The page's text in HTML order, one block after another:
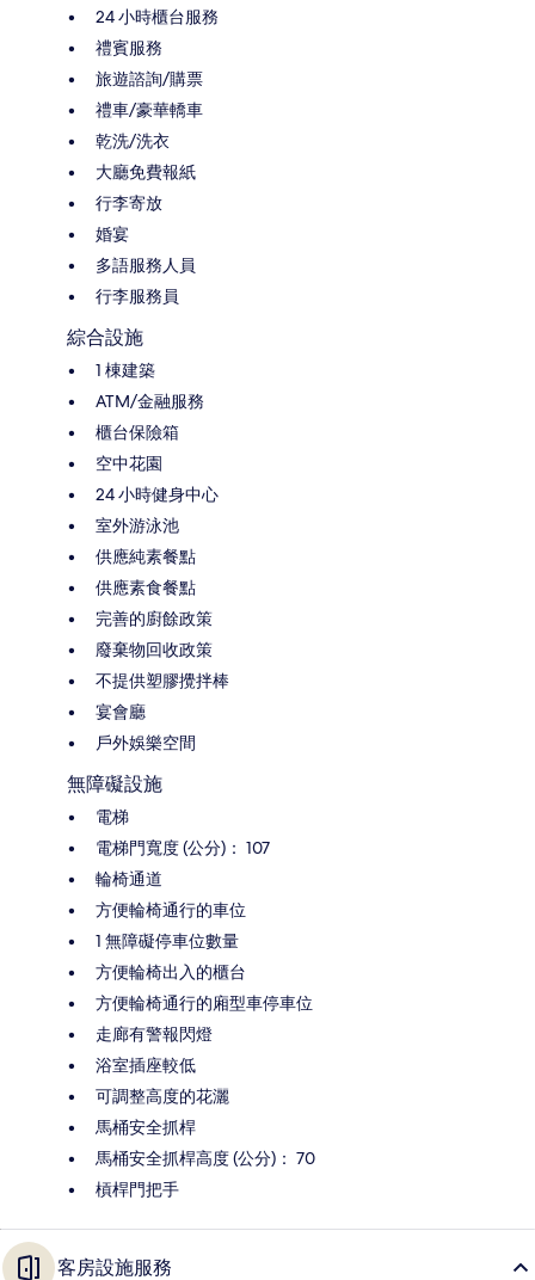
24 小時櫃台服務
禮賓服務
旅遊諮詢/購票
禮車/豪華轎車
乾洗/洗衣
大廳免費報紙
行李寄放
婚宴
多語服務人員
行李服務員
綜合設施
1 棟建築
ATM/金融服務
櫃台保險箱
空中花園
24 小時健身中心
室外游泳池
供應純素餐點
供應素食餐點
完善的廚餘政策
廢棄物回收政策
不提供塑膠攪拌棒
宴會廳
戶外娛樂空間
無障礙設施
電梯
電梯門寬度 (公分)： 107
輪椅通道
方便輪椅通行的車位
1 無障礙停車位數量
方便輪椅出入的櫃台
方便輪椅通行的廂型車停車位
走廊有警報閃燈
浴室插座較低
可調整高度的花灑
馬桶安全抓桿
馬桶安全抓桿高度 (公分)： 70
槓桿門把手
客房設施服務